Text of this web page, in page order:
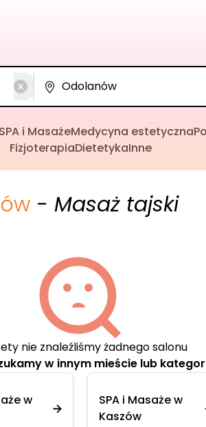
i MasażeMedycyna estetyczna
FizjoterapiaDietetykaInne
- Masaż tajski
nie znaleźliśmy żadnego salonu
w innym mieście lub
w
SPA i Masaże w
Kaszów